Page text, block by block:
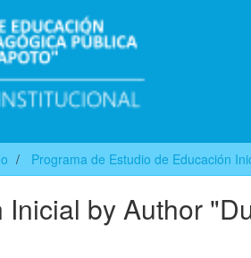
Programa de Estudio de Educación
by Author